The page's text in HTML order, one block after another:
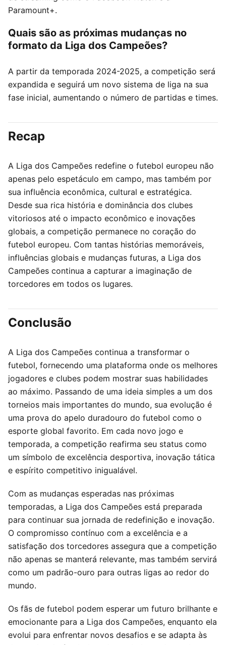
Paramount+.
Quais são as próximas mudanças no
formato da Liga dos Campeões?
A partir da temporada 2024-2025, a competição será
expandida e seguirá um novo sistema de liga na sua
fase inicial, aumentando o número de partidas e times.
Recap
A Liga dos Campeões redefine o futebol europeu não
apenas pelo espetáculo em campo, mas também por
sua influência econômica, cultural e estratégica.
Desde sua rica história e dominância dos clubes
vitoriosos até o impacto econômico e inovações
globais, a competição permanece no coração do
futebol europeu. Com tantas histórias memoráveis,
influências globais e mudanças futuras, a Liga dos
Campeões continua a capturar a imaginação de
torcedores em todos os lugares.
Conclusão
A Liga dos Campeões continua a transformar o
futebol, fornecendo uma plataforma onde os melhores
jogadores e clubes podem mostrar suas habilidades
ao máximo. Passando de uma ideia simples a um dos
torneios mais importantes do mundo, sua evolução é
uma prova do apelo duradouro do futebol como o
esporte global favorito. Em cada novo jogo e
temporada, a competição reafirma seu status como
um símbolo de excelência desportiva, inovação tática
e espírito competitivo inigualável.
Com as mudanças esperadas nas próximas
temporadas, a Liga dos Campeões está preparada
para continuar sua jornada de redefinição e inovação.
O compromisso contínuo com a excelência e a
satisfação dos torcedores assegura que a competição
não apenas se manterá relevante, mas também servirá
como um padrão-ouro para outras ligas ao redor do
mundo.
Os fãs de futebol podem esperar um futuro brilhante e
emocionante para a Liga dos Campeões, enquanto ela
evolui para enfrentar novos desafios e se adapta às